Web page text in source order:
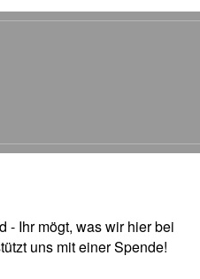
- Ihr mögt, was wir hier bei
uns mit einer Spende!